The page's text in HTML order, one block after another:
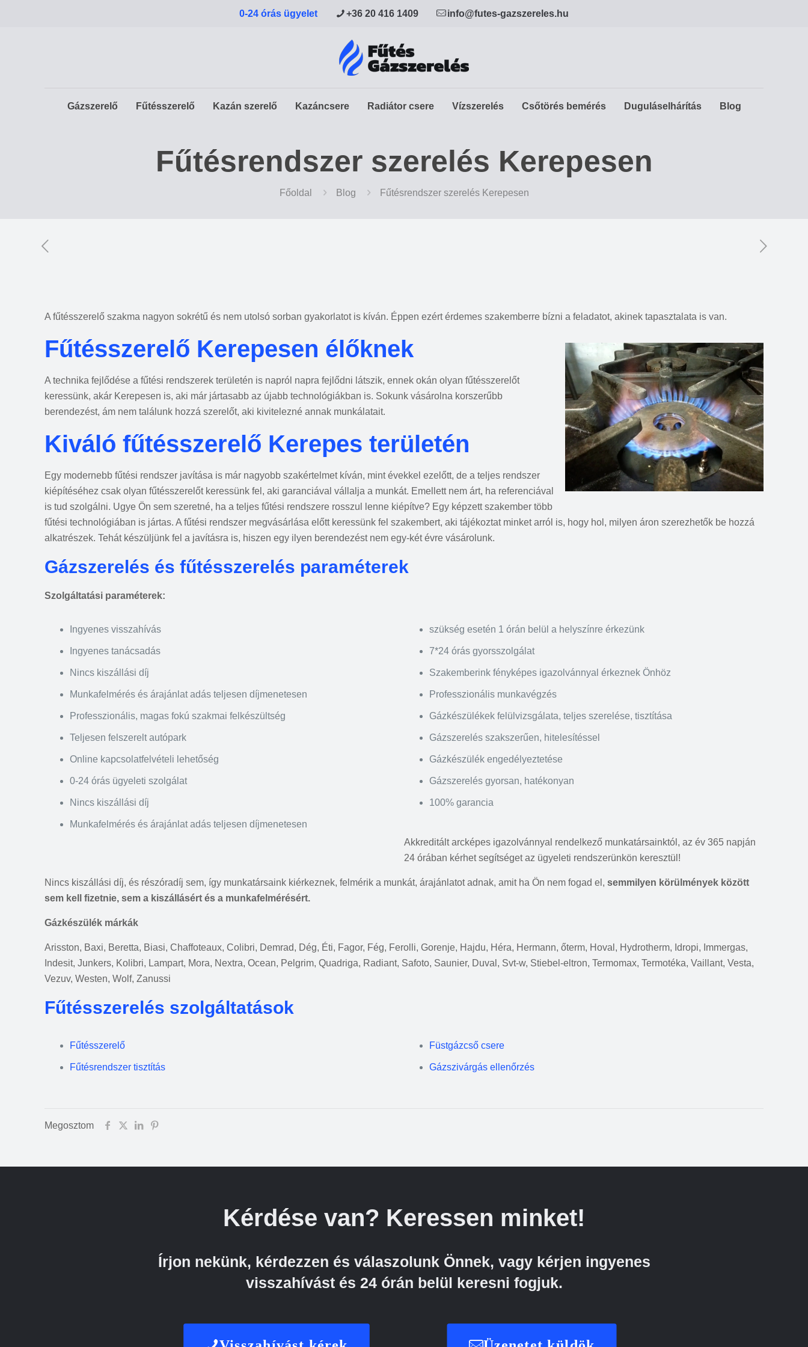
0-24 órás ügyelet +36 20 416 1409 info@futes-gazszereles.hu
Gázszerelő Fűtésszerelő Kazán szerelő Kazáncsere Radiátor csere Vízszerelés Csőtörés bemérés Duguláselhárítás Blog
Fűtésrendszer szerelés Kerepesen
Főoldal Blog Fűtésrendszer szerelés Kerepesen
A fűtésszerelő szakma nagyon sokrétű és nem utolsó sorban gyakorlatot is kíván. Éppen ezért érdemes szakemberre bízni a feladatot, akinek tapasztalata is van.
Fűtésszerelő Kerepesen élőknek
A technika fejlődése a fűtési rendszerek területén is napról napra fejlődni látszik, ennek okán olyan fűtésszerelőt
keressünk, akár Kerepesen is, aki már jártasabb az újabb technológiákban is. Sokunk vásárolna korszerűbb
berendezést, ám nem találunk hozzá szerelőt, aki kivitelezné annak munkálatait.
Kiváló fűtésszerelő Kerepes területén
Egy modernebb fűtési rendszer javítása is már nagyobb szakértelmet kíván, mint évekkel ezelőtt, de a teljes rendszer
kiépítéséhez csak olyan fűtésszerelőt keressünk fel, aki garanciával vállalja a munkát. Emellett nem árt, ha referenciával
is tud szolgálni. Ugye Ön sem szeretné, ha a teljes fűtési rendszere rosszul lenne kiépítve? Egy képzett szakember több
fűtési technológiában is jártas. A fűtési rendszer megvásárlása előtt keressünk fel szakembert, aki tájékoztat minket arról is, hogy hol, milyen áron szerezhetők be hozzá
alkatrészek. Tehát készüljünk fel a javításra is, hiszen egy ilyen berendezést nem egy-két évre vásárolunk.
Gázszerelés és fűtésszerelés paraméterek
Szolgáltatási paraméterek:
Ingyenes visszahívás
Ingyenes tanácsadás
Nincs kiszállási díj
Munkafelmérés és árajánlat adás teljesen díjmenetesen
Professzionális, magas fokú szakmai felkészültség
Teljesen felszerelt autópark
Online kapcsolatfelvételi lehetőség
0-24 órás ügyeleti szolgálat
Nincs kiszállási díj
Munkafelmérés és árajánlat adás teljesen díjmenetesen
szükség esetén 1 órán belül a helyszínre érkezünk
7*24 órás gyorsszolgálat
Szakemberink fényképes igazolvánnyal érkeznek Önhöz
Professzionális munkavégzés
Gázkészülékek felülvizsgálata, teljes szerelése, tisztítása
Gázszerelés szakszerűen, hitelesítéssel
Gázkészülék engedélyeztetése
Gázszerelés gyorsan, hatékonyan
100% garancia
Akkreditált arcképes igazolvánnyal rendelkező munkatársainktól, az év 365 napján
24 órában kérhet segítséget az ügyeleti rendszerünkön keresztül!
Nincs kiszállási díj, és részóradíj sem, így munkatársaink kiérkeznek, felmérik a munkát, árajánlatot adnak, amit ha Ön nem fogad el, semmilyen körülmények között
sem kell fizetnie, sem a kiszállásért és a munkafelmérésért.
Gázkészülék márkák
Arisston, Baxi, Beretta, Biasi, Chaffoteaux, Colibri, Demrad, Dég, Éti, Fagor, Fég, Ferolli, Gorenje, Hajdu, Héra, Hermann, őterm, Hoval, Hydrotherm, Idropi, Immergas,
Indesit, Junkers, Kolibri, Lampart, Mora, Nextra, Ocean, Pelgrim, Quadriga, Radiant, Safoto, Saunier, Duval, Svt-w, Stiebel-eltron, Termomax, Termotéka, Vaillant, Vesta,
Vezuv, Westen, Wolf, Zanussi
Fűtésszerelés szolgáltatások
Fűtésszerelő
Fűtésrendszer tisztítás
Füstgázcső csere
Gázszivárgás ellenőrzés
Megosztom
Kérdése van? Keressen minket!
Írjon nekünk, kérdezzen és válaszolunk Önnek, vagy kérjen ingyenes
visszahívást és 24 órán belül keresni fogjuk.